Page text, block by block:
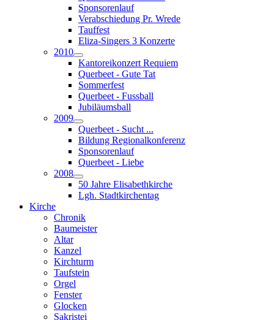
Sponsorenlauf
Verabschiedung Pr. Wrede
Tauffest
Eliza-Singers 3 Konzerte
2010
Kantoreikonzert Requiem
Querbeet - Gute Tat
Sommerfest
Querbeet - Fussball
Jubiläumsball
2009
Querbeet - Sucht ...
Bildung Regionalkonferenz
Sponsorenlauf
Querbeet - Liebe
2008
50 Jahre Elisabethkirche
Lgh. Stadtkirchentag
Kirche
Chronik
Baumeister
Altar
Kanzel
Kirchturm
Taufstein
Orgel
Fenster
Glocken
Sakristei